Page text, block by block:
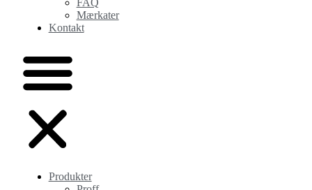
Mærkater
Kontakt
Produkter